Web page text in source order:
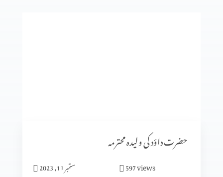
شادی کا الٰہی منصوبہ (حصہ2)
حضرت داؤد کی ولیدہ محترمہ
ستمبر 11, 2023 597views